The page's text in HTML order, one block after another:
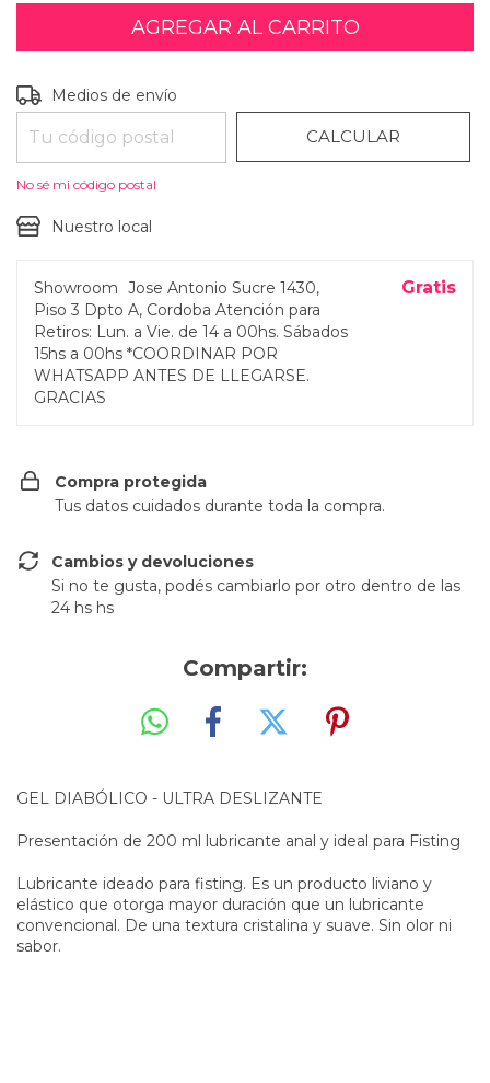
Entregas para el CP:
Medios de envío
CALCULAR
No sé mi código postal
Nuestro local
Showroom Jose Antonio Sucre 1430,
Piso 3 Dpto A, Cordoba Atención para
Retiros: Lun. a Vie. de 14 a 00hs. Sábados
15hs a 00hs *COORDINAR POR
WHATSAPP ANTES DE LLEGARSE.
GRACIAS
Gratis
Compra protegida
Tus datos cuidados durante toda la compra.
Cambios y devoluciones
Si no te gusta, podés cambiarlo por otro dentro de las
24 hs hs
Compartir:
GEL DIABÓLICO - ULTRA DESLIZANTE
Presentación de 200 ml lubricante anal y ideal para Fisting
Lubricante ideado para fisting. Es un producto liviano y
elástico que otorga mayor duración que un lubricante
convencional. De una textura cristalina y suave. Sin olor ni
sabor.